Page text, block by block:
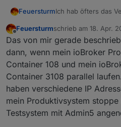
FeuersturmIch hab öfters das
Gerade hatte ich
log, nachdem ich
habe:
Wenn ich dann die
und dann nochmal
ich die Adapter
ioBroker Ladekreis
dieser Logeintrage:
Hat noch jemand
Feuersturmschrieb am 18. Apr.
zuletzt editiert von
Das von mir gerade
dann, wenn mein ioBroker
Container 108 und mein
Container 3108 parallel
haben verschiedene IP
mein Produktivsystem
Testsystem mit Admin5